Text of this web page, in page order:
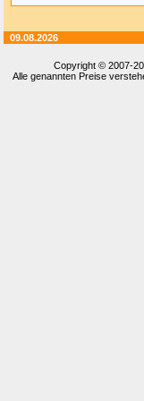
09.08.2026
Copyright © 2007-
Alle genannten Preise